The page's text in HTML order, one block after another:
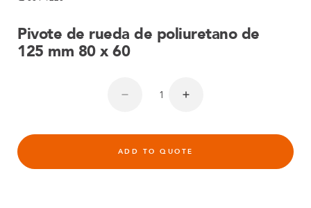
Pivote de rueda de poliuretano de
125 mm 80 x 60
ADD TO QUOTE